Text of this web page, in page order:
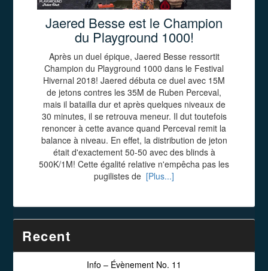
Jaered Besse est le Champion
du Playground 1000!
Après un duel épique, Jaered Besse ressortit
Champion du Playground 1000 dans le Festival
Hivernal 2018! Jaered débuta ce duel avec 15M
de jetons contres les 35M de Ruben Perceval,
mais il batailla dur et après quelques niveaux de
30 minutes, il se retrouva meneur. Il dut toutefois
renoncer à cette avance quand Perceval remit la
balance à niveau. En effet, la distribution de jeton
était d'exactement 50-50 avec des blinds à
500K/1M! Cette égalité relative n'empêcha pas les
pugilistes de [Plus...]
Recent
Info – Évènement No. 11